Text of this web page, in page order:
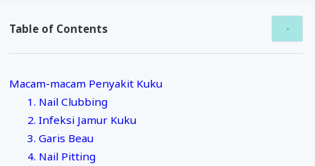
Table of Contents
Macam-macam Penyakit Kuku
1. Nail Clubbing
2. Infeksi Jamur Kuku
3. Garis Beau
4. Nail Pitting